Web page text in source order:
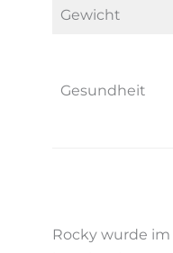
Gewicht
Gesundheit
Rocky wurde